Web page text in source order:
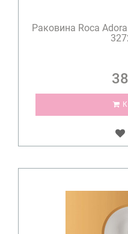
Раковина Roca